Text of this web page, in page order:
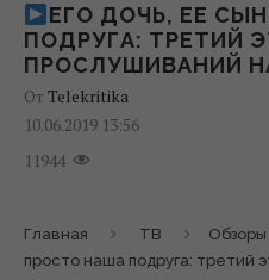
ЕГО ДОЧЬ, ЕЕ
ПОДРУГА: ТРЕТИЙ
ПРОСЛУШИВАНИЙ
От Telekritika
10.06.2019 13:56
11944
Главная ТВ Обзоры
просто наша подруга: третий